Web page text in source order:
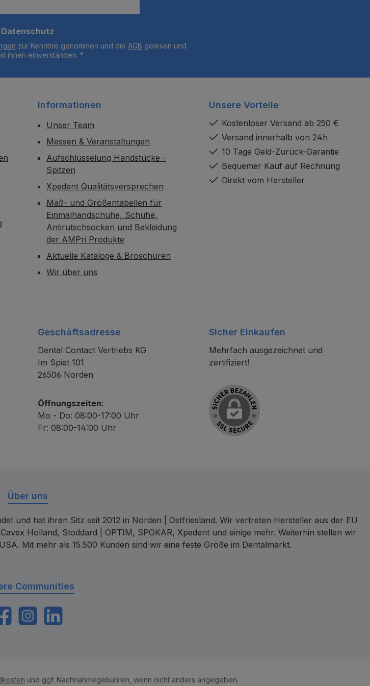
Datenschutz
zur Kenntnis genommen und die AGB gelesen und
ihnen einverstanden. *
Informationen
Unser Team
Messen & Veranstaltungen
Aufschlüsselung Handstücke -
Spitzen
Xpedent Qualitätsversprechen
Maß- und Größentabellen für
Einmalhandschuhe, Schuhe,
Antirutschsocken und Bekleidung
der AMPri Produkte
Aktuelle Kataloge & Broschüren
Wir über uns
Unsere Vorteile
Kostenloser Versand ab 250 €
Versand innerhalb von 24h
10 Tage Geld-Zurück-Garantie
Bequemer Kauf auf Rechnung
Direkt vom Hersteller
Geschäftsadresse
Dental Contact Vertriebs KG
Im Spiet 101
26506 Norden
Öffnungszeiten:
Mo - Do: 08:00-17:00 Uhr
Fr: 08:00-14:00 Uhr
Sicher Einkaufen
Mehrfach ausgezeichnet und
zertifiziert!
Über uns
und hat ihren Sitz seit 2012 in Norden | Ostfriesland. Wir vertreten Hersteller aus der EU
Holland, Stoddard | OPTIM, SPOKAR, Xpedent und einige mehr. Weiterhin stellen wir
Mit mehr als 15.500 Kunden sind wir eine feste Größe im Dentalmarkt.
Communities
www.facebook.com/dentalcontact
InstagramLinkedIn
und ggf. Nachnahmegebühren, wenn nicht anders angegeben.